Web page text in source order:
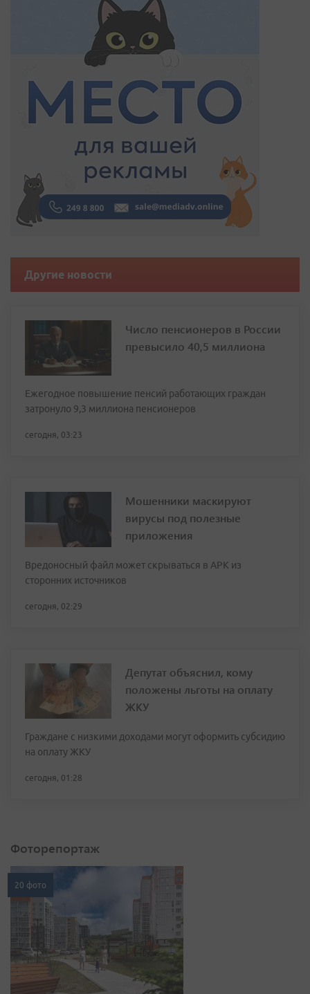
Другие новости
Число пенсионеров в России
превысило 40,5 миллиона
Ежегодное повышение пенсий работающих граждан
затронуло 9,3 миллиона пенсионеров
сегодня, 03:23
Мошенники маскируют
вирусы под полезные
приложения
Вредоносный файл может скрываться в APK из
сторонних источников
сегодня, 02:29
Депутат объяснил, кому
положены льготы на оплату
ЖКУ
Граждане с низкими доходами могут оформить субсидию
на оплату ЖКУ
сегодня, 01:28
Фоторепортаж
20 фото